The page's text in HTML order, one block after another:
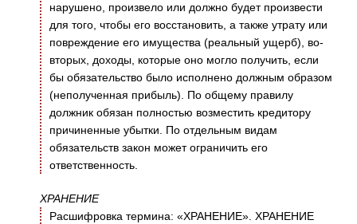
нарушено, произвело или должно будет произвести
для того, чтобы его восстановить, а также утрату или
повреждение его имущества (реальный ущерб), во-
вторых, доходы, которые оно могло получить, если
бы обязательство было исполнено должным образом
(неполученная прибыль). По общему правилу
должник обязан полностью возместить кредитору
причиненные убытки. По отдельным видам
обязательств закон может ограничить его
ответственность.
ХРАНЕНИЕ
Расшифровка термина: «ХРАНЕНИЕ». ХРАНЕНИЕ